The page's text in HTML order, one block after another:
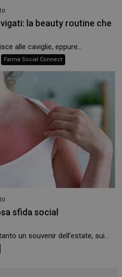
la beauty routine che
alle caviglie, eppure...
Farma Social Connect
sfida social
un souvenir dell’estate, sui...
Google LLC